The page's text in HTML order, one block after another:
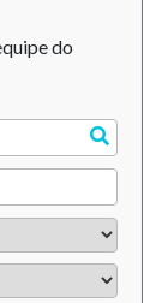
do